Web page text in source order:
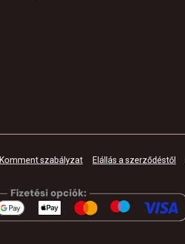
Komment szabályzat Elállás a szerződéstől